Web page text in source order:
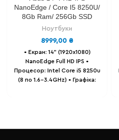
NanoEdge / Core I5 8250U/
8Gb Ram/ 256Gb SSD
Ноутбуки
8999,00 ₴
• Екран: 14" (1920x1080)
NanoEdge Full HD IPS •
Процесор: Intel Core i5 8250u
(8 по 1.6-3.4GHz) • Графіка: